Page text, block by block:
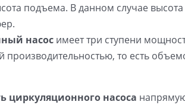
подъема. В данном случае
насос имеет три ступени
производительностью, то есть
циркуляционного насоса